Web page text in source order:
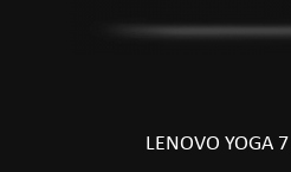
LENOVO YOGA